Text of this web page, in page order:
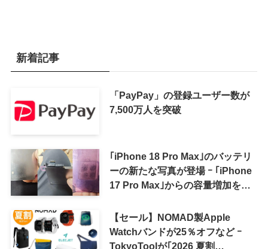
新着記事
「PayPay」の登録ユーザー数が
7,500万人を突破
｢iPhone 18 Pro Max｣のバッテリ
ーの新たな写真が登場 ｰ ｢iPhone
17 Pro Max｣からの容量増加を確
【セール】NOMAD製Apple
Watchバンドが25％オフなど ｰ
TokyoToolが｢2026 夏割